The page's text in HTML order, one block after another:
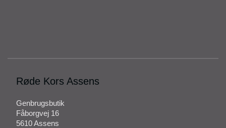
Røde Kors Assens
Genbrugsbutik
Fåborgvej 16
5610 Assens